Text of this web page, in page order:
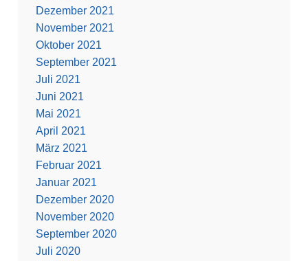
Dezember 2021
November 2021
Oktober 2021
September 2021
Juli 2021
Juni 2021
Mai 2021
April 2021
März 2021
Februar 2021
Januar 2021
Dezember 2020
November 2020
September 2020
Juli 2020